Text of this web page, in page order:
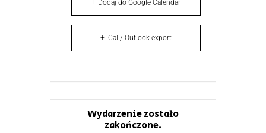
+ Dodaj do Google Calendar
+ iCal / Outlook export
Wydarzenie zostało
zakończone.